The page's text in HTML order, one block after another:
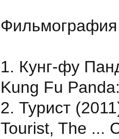
Фильмография
1. Кунг-фу
Kung Fu
2. Турист
Tourist, The ...